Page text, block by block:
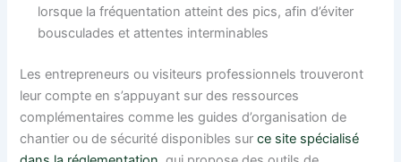
lorsque la fréquentation atteint des pics, afin d’éviter
bousculades et attentes interminables
Les entrepreneurs ou visiteurs professionnels trouveront
leur compte en s’appuyant sur des ressources
complémentaires comme les guides d’organisation de
chantier ou de sécurité disponibles surce site spécialisé